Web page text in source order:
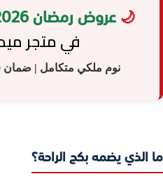
🌙عروض رمضان 2026
في متجر
نوم ملكي متكامل | ضمان 10 سنوات | توصيل سريع
ما الذي يضمه بكج الراحة؟